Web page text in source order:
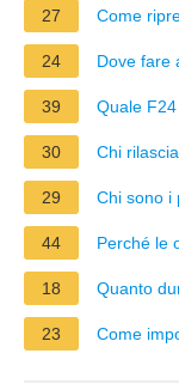
27 Come
24 Dove fare
39 Quale
30 Chi
29 Chi sono i
44 Perché le
18 Quanto
23 Come